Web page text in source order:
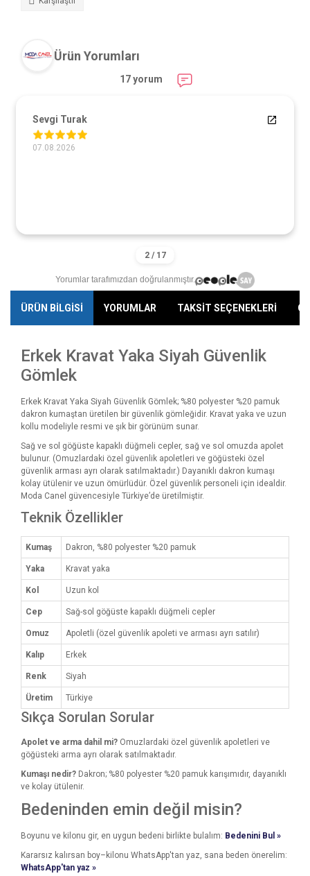
Ürün Yorumları
17 yorum
Sevgi Turak
07.08.2026
Yorumlar tarafımızdan doğrulanmıştır.
ÜRÜN BİLGİSİ YORUMLAR TAKSİT SEÇENEKLERİ
Erkek Kravat Yaka Siyah Güvenlik
Gömlek
Erkek Kravat Yaka Siyah Güvenlik Gömlek; %80 polyester %20 pamuk
dakron kumaştan üretilen bir güvenlik gömleğidir. Kravat yaka ve uzun
kollu modeliyle resmi ve şık bir görünüm sunar.
Sağ ve sol göğüste kapaklı düğmeli cepler, sağ ve sol omuzda apolet
bulunur. (Omuzlardaki özel güvenlik apoletleri ve göğüsteki özel
güvenlik arması ayrı olarak satılmaktadır.) Dayanıklı dakron kumaşı
kolay ütülenir ve uzun ömürlüdür. Özel güvenlik personeli için idealdir.
Moda Canel güvencesiyle Türkiye’de üretilmiştir.
Teknik Özellikler
Kumaş Dakron, %80 polyester %20 pamuk
Yaka Kravat yaka
Kol Uzun kol
Cep Sağ-sol göğüste kapaklı düğmeli cepler
Omuz Apoletli (özel güvenlik apoleti ve arması ayrı satılır)
Kalıp Erkek
Renk Siyah
Üretim Türkiye
Sıkça Sorulan Sorular
Apolet ve arma dahil mi? Omuzlardaki özel güvenlik apoletleri ve
göğüsteki arma ayrı olarak satılmaktadır.
Kumaşı nedir? Dakron; %80 polyester %20 pamuk karışımıdır, dayanıklı
ve kolay ütülenir.
Bedeninden emin değil misin?
Boyunu ve kilonu gir, en uygun bedeni birlikte bulalım: Bedenini Bul »
Kararsız kalırsan boy–kilonu WhatsApp'tan yaz, sana beden önerelim:
WhatsApp'tan yaz »